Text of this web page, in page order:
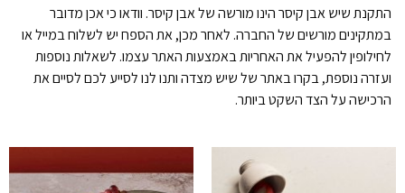
התקנת שיש אבן קיסר הינו מורשה של אבן קיסר. וודאו כי אכן מדובר
במתקינים מורשים של החברה. לאחר מכן, את הספח יש לשלוח במייל או
לחילופין להפעיל את האחריות באמצעות האתר עצמו. לשאלות נוספות
ועזרה נוספת, בקרו באתר של שיש מצדה ותנו לנו לסייע לכם לסיים את
הרכישה על הצד השקט ביותר.